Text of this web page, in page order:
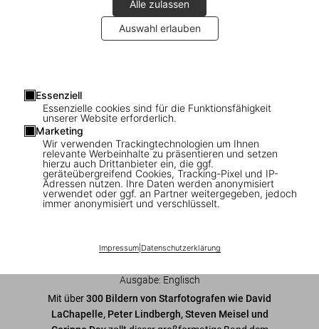
Alle zulassen
Auswahl erlauben
Essenziell
Essenzielle cookies sind für die Funktionsfähigkeit
unserer Website erforderlich.
Marketing
Wir verwenden Trackingtechnologien um Ihnen
relevante Werbeinhalte zu präsentieren und setzen
hierzu auch Drittanbieter ein, die ggf.
geräteübergreifend Cookies, Tracking-Pixel und IP-
Adressen nutzen. Ihre Daten werden anonymisiert
verwendet oder ggf. an Partner weitergegeben, jedoch
immer anonymisiert und verschlüsselt.
Impressum| Datenschutzerklärung
Gisele Bündchen
US$ 2.500
Diese Ausgabe ist ausverkauft. Gelegentlich werden jedoch
Ausgabe: Englisch
Mit über300 Bildern von Starfotografen wie David
LaChapelle, Peter Lindbergh, Steven Meisel und